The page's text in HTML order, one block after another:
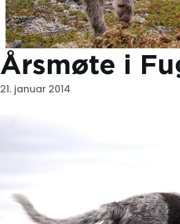
Årsmøte i
21. januar 2014